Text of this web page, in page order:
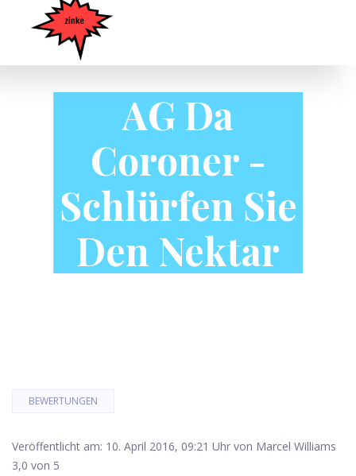
AG Da
Coroner -
Schlürfen Sie
Den Nektar
BEWERTUNGEN
Veröffentlicht am: 10. April 2016, 09:21 Uhr von Marcel Williams
3,0 von 5